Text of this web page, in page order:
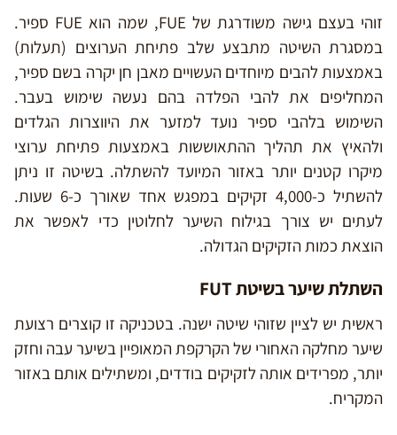
זוהי בעצם גישה משודרגת של FUE, שמה הוא FUE ספיר.
במסגרת השיטה מתבצע שלב פתיחת הערוצים (תעלות)
באמצעות להבים מיוחדים העשויים מאבן חן יקרה בשם ספיר,
המחליפים את להבי הפלדה בהם נעשה שימוש בעבר.
השימוש בלהבי ספיר נועד למזער את היווצרות הגלדים
ולהאיץ את תהליך ההתאוששות באמצעות פתיחת ערוצי
מיקרו קטנים יותר באזור המיועד להשתלה. בשיטה זו ניתן
להשתיל כ-4,000 זקיקים במפגש אחד שאורך כ-6 שעות.
לעתים יש צורך בגילוח השיער לחלוטין כדי לאפשר את
הוצאת כמות הזקיקים הגדולה.
השתלת שיער בשיטת FUT
ראשית יש לציין שזוהי שיטה ישנה. בטכניקה זו קוצרים רצועת
שיער מחלקה האחורי של הקרקפת המאופיין בשיער עבה וחזק
יותר, מפרידים אותה לזקיקים בודדים, ומשתילים אותם באזור
המקריח.